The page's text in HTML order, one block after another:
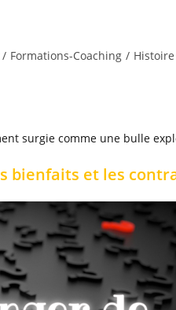
/ Formations-Coaching /
surgie comme une bulle
bienfaits et les